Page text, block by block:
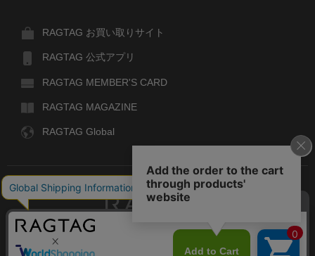
RAGTAG お買い取りサイト
RAGTAG 公式アプリ
RAGTAG MEMBER'S CARD
RAGTAG MAGAZINE
RAGTAG Global
デザイナーズブランドのユーズド・セレクトショップ